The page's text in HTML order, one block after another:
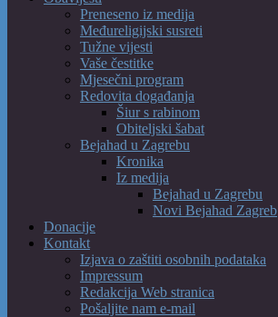
Preneseno iz medija
Međureligijski susreti
Tužne vijesti
Vaše čestitke
Mjesečni program
Redovita događanja
Šiur s rabinom
Obiteljski šabat
Bejahad u Zagrebu
Kronika
Iz medija
Bejahad u Zagrebu
Novi Bejahad Zagreb
Donacije
Kontakt
Izjava o zaštiti osobnih podataka
Impressum
Redakcija Web stranica
Pošaljite nam e-mail